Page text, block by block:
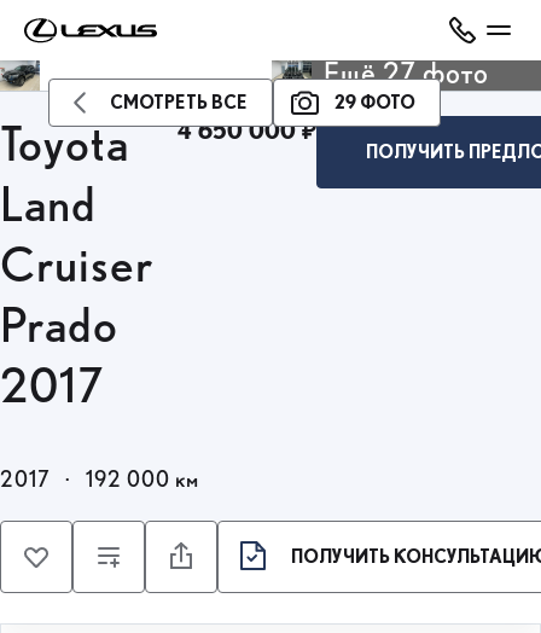
СМОТРЕТЬ ВСЕ 29 ФОТО
Ещё 27 фото
Toyota
Land
Cruiser
Prado
2017
4 650 000 ₽
2017 · 192 000 км
ПОЛУЧИТЬ
ПОЛУЧИТЬ